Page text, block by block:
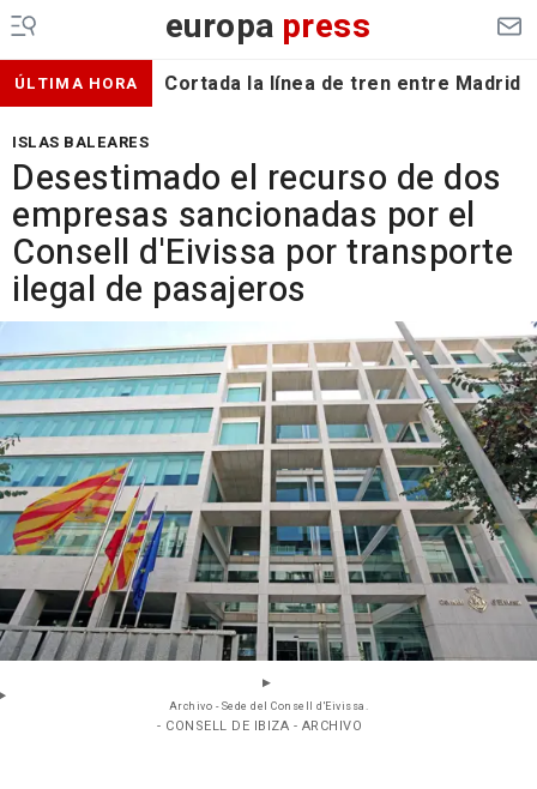
europa press
ÚLTIMA HORA Cortada la línea de tren entre Madrid
ISLAS BALEARES
Desestimado el recurso de dos
empresas sancionadas por el
Consell d'Eivissa por transporte
ilegal de pasajeros
Archivo - Sede del Consell d'Eivissa.
- CONSELL DE IBIZA - ARCHIVO